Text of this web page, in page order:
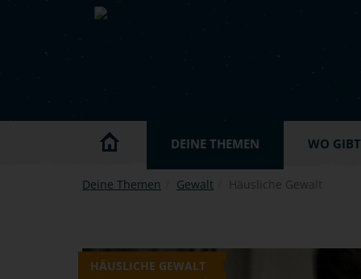
Skip to main content
DEINE THEMEN WO
Deine Themen Gewalt Häusliche Gewalt
HÄUSLICHE GEWALT